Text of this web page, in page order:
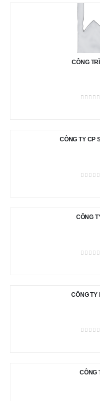
CÔNG
CÔNG TY CP
CÔNG
CÔNG TY
CÔNG